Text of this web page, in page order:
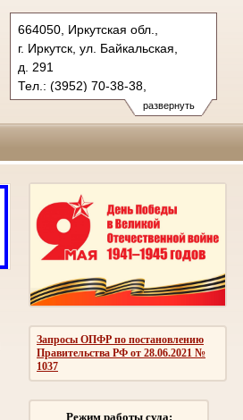
развернуть
664050, Иркутская обл.,
г. Иркутск, ул. Байкальская,
д. 291
Тел.: (3952) 70-38-38,
(3952) 70-38-42 (ф)
kuibyshevsky.irk@sudrf.ru
Запросы ОПФР по постановлению
Правительства РФ от 28.06.2021 №
1037
Режим работы суда: